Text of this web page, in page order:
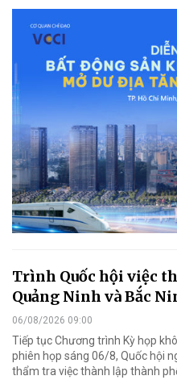
Trình Quốc hội việc
Quảng Ninh và Bắc
06/08/2026 09:00
Tiếp tục Chương trình Kỳ họp
phiên họp sáng 06/8, Quốc hội
thẩm tra việc thành lập thành